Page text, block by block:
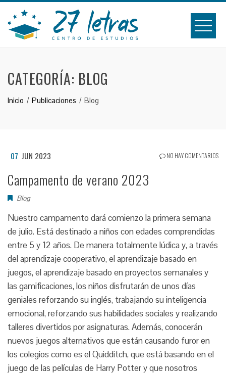
contenido
CATEGORÍA: BLOG
Inicio Publicaciones Blog
07 JUN 2023 NO HAY COMENTARIOS
Campamento de verano 2023
Blog
Nuestro campamento dará comienzo la primera semana
de julio. Está destinado a niños con edades comprendidas
entre 5 y 12 años. De manera totalmente lúdica y, a través
del aprendizaje cooperativo, el aprendizaje basado en
juegos, el aprendizaje basado en proyectos semanales y
las gamificaciones, los niños disfrutarán de unos días
geniales reforzando su inglés, trabajando su inteligencia
emocional, reforzando sus habilidades sociales y realizando
talleres divertidos por asignaturas. Además, conocerán
nuevos juegos alternativos que están causando furor en
los colegios como es el Quidditch, que está basando en el
juego de las películas de Harry Potter y que nosotros